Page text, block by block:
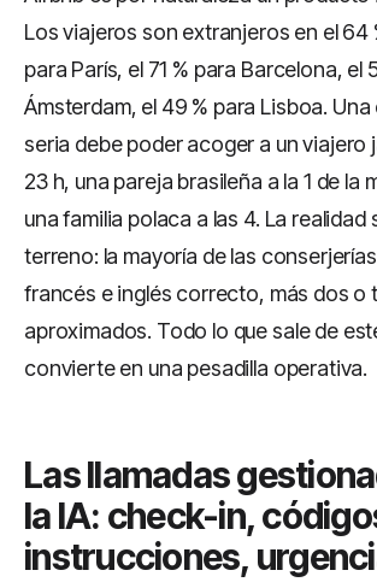
Los viajeros son extranjeros en el 64
para París, el 71 % para Barcelona, el
Ámsterdam, el 49 % para Lisboa.
seria debe poder acoger a un viajero
23 h, una pareja brasileña a la 1 de la
una familia polaca a las 4. La realidad
terreno: la mayoría de las
francés e inglés correcto, más dos o
aproximados. Todo lo que sale de
convierte en una pesadilla operativa.
Las llamadas
la IA: check-in,
instrucciones,